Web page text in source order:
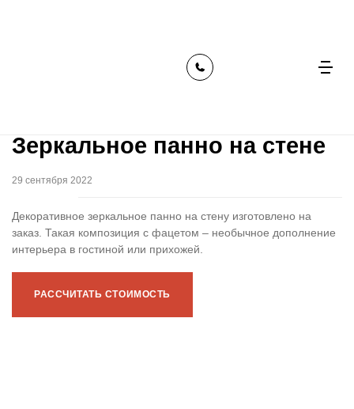
зеркальное панно на стене
Зеркальное панно на стене
29 сентября 2022
Декоративное зеркальное панно на стену изготовлено на
заказ. Такая композиция с фацетом – необычное дополнение
интерьера в гостиной или прихожей.
РАССЧИТАТЬ СТОИМОСТЬ